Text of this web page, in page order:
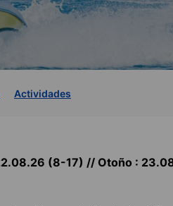
Actividades
(8-17) // Otoño :